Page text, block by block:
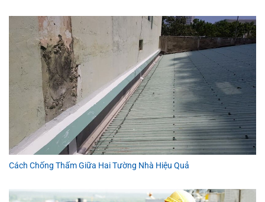
Cách Chống Thấm Giữa Hai Tường Nhà Hiệu Quả